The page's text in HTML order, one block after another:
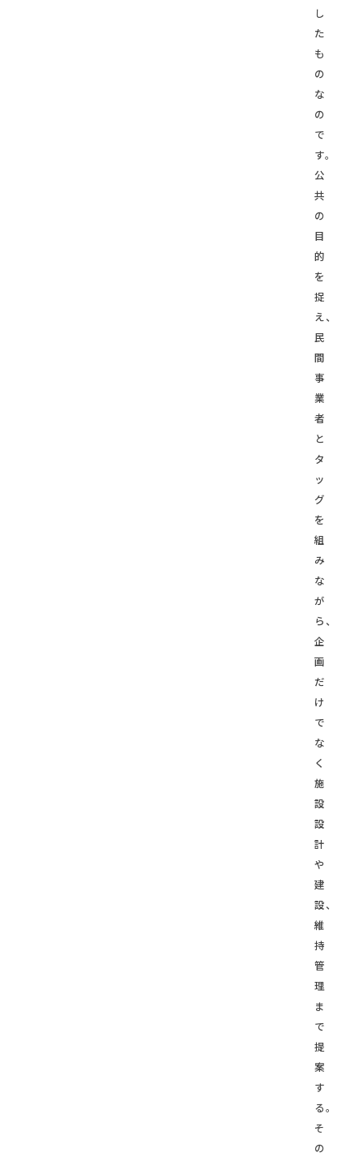
し
た
も
の
な
の
で
す。
公
共
の
目
的
を
捉
え、
民
間
事
業
者
と
タ
ッ
グ
を
組
み
な
が
ら、
企
画
だ
け
で
な
く
施
設
設
計
や
建
設、
維
持
管
理
ま
で
提
案
す
る。
そ
の